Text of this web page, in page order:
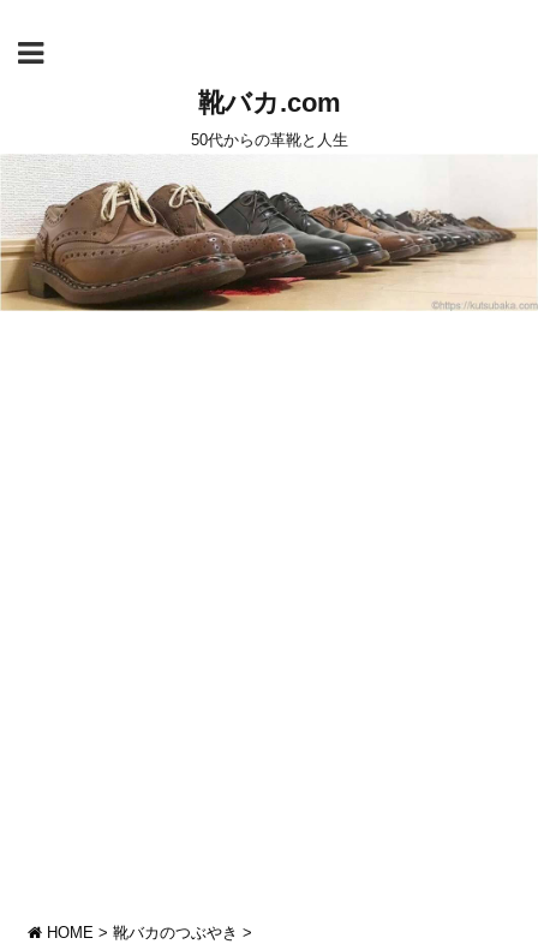
靴バカ.com
50代からの革靴と人生
HOME > 靴バカのつぶやき >